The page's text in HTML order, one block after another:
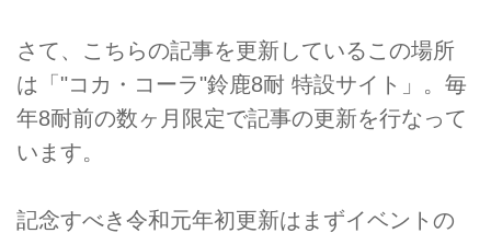
さて、こちらの記事を更新しているこの場所
は「"コカ・コーラ"鈴鹿8耐 特設サイト」。毎
年8耐前の数ヶ月限定で記事の更新を行なって
います。
記念すべき令和元年初更新はまずイベントの